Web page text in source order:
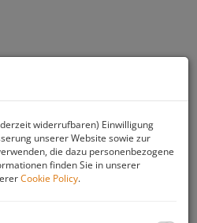
widerrufbaren) Einwilligung
unserer Website sowie zur
die dazu personenbezogene
finden Sie in unserer
Cookie Policy.